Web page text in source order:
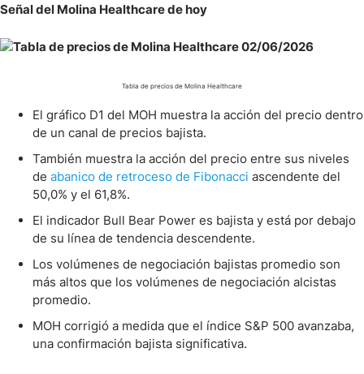
Señal del Molina Healthcare de hoy
Tabla de precios de Molina Healthcare
El gráfico D1 del MOH muestra la acción del precio dentro
de un canal de precios bajista.
También muestra la acción del precio entre sus niveles
de abanico de retroceso de Fibonacci ascendente del
50,0% y el 61,8%.
El indicador Bull Bear Power es bajista y está por debajo
de su línea de tendencia descendente.
Los volúmenes de negociación bajistas promedio son
más altos que los volúmenes de negociación alcistas
promedio.
MOH corrigió a medida que el índice S&P 500 avanzaba,
una confirmación bajista significativa.